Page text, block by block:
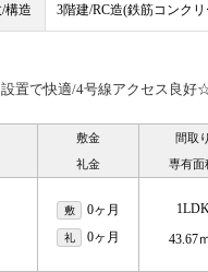
構造 3階建/RC造(鉄筋コンク
置で快適/4号線アクセス良好
敷金
礼金
間取り
専有面
敷 0ヶ月
礼 0ヶ月
43.67